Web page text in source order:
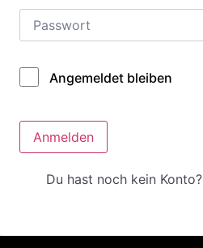
Alternative:
Angemeldet bleiben
Anmelden
Du hast noch kein Konto?